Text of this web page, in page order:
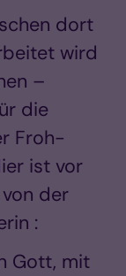
dort
wird
–
die
Froh-
ist vor
der
:
Gott, mit